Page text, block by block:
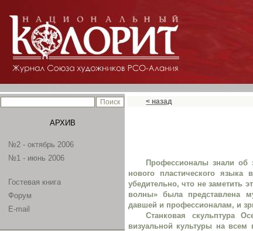
АРХИВ
№2 - октябрь 2006
№1 - июнь 2006
Гостевая книга
Форум
E-mail
< назад
Профессионалы знали об
нового пластического
убедительно, что не заметить
волны» была представлена
давшей и профессионалам, и
Станковая скульптура
визуальной культуры на всем